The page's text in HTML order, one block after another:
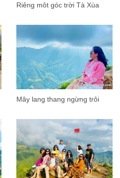
Riêng môt góc trời Tà Xùa
Mây lang thang ngừng trôi